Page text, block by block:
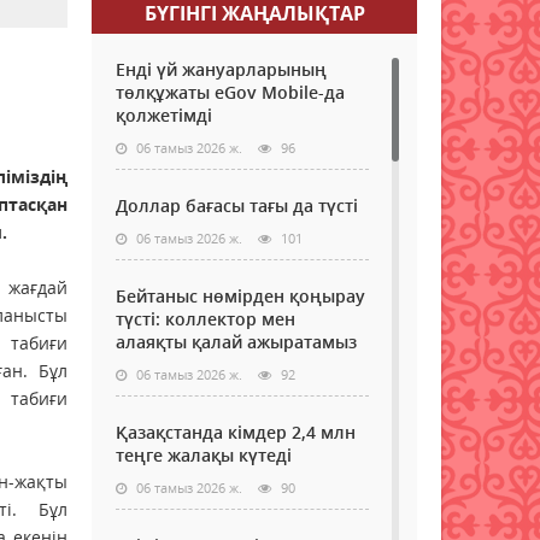
жағдай
Бұл
жақты
Бұл
БҮГІНГI ЖАҢАЛЫҚТАР
Енді үй жануарларының
төлқұжаты eGov Mobile-да
қолжетімді
06 тамыз 2026 ж. 96
Доллар бағасы тағы да түсті
06 тамыз 2026 ж. 101
Бейтаныс нөмірден қоңырау
түсті: коллектор мен
алаяқты қалай ажыратамыз
06 тамыз 2026 ж. 92
Қазақстанда кімдер 2,4 млн
теңге жалақы күтеді
06 тамыз 2026 ж. 90